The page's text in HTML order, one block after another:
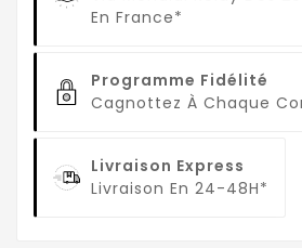
En France*
Programme Fidélité
Cagnottez À Chaque
Livraison Express
Livraison En 24-48H*